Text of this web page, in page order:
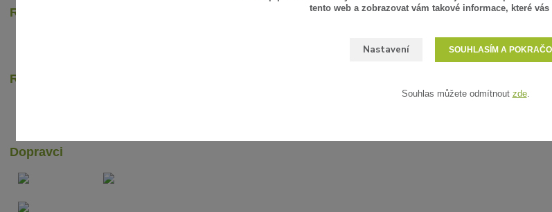
Recenze zákazníků
Rychlé online platby
Dopravci
tento web a zobrazovat vám takové informace, které
Nastavení SOUHLASÍM A
Souhlas můžete odmítnout zde.